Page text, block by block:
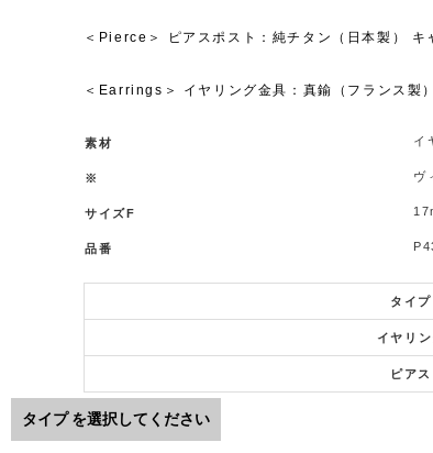
＜Pierce＞ ピアスポスト：純チタン（日本製）
＜Earrings＞ イヤリング金具：真鍮（フランス製
素材 イ
※ ヴ
サイズF
品番
タイプ
イヤリ
ピアス
タイプ を選択してください